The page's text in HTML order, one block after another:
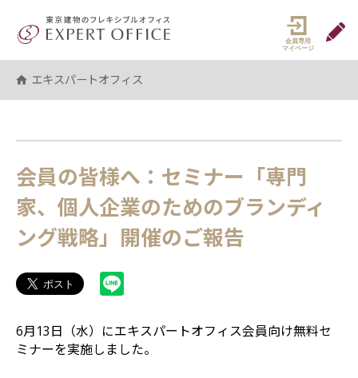
エキスパートオフィス（マイペ
エキスパートオフィス
会員の皆様へ：セミナー「専門
家、個人企業のためのブランディ
ング戦略」開催のご報告
6月13日（水）にエキスパートオフィス会員向け無料セ
ミナーを実施しました。